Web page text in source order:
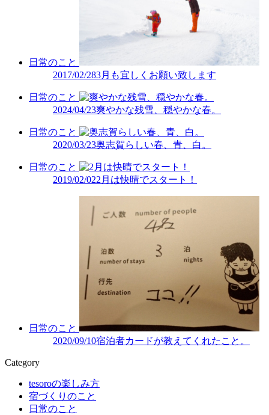
日常のこと
2017/02/283月も宜しくお願い致します
日常のこと
2024/04/23爽やかな残雪、穏やかな春。
日常のこと
2020/03/23奥志賀らしい春、青、白。
日常のこと
2019/02/022月は快晴でスタート！
日常のこと
2020/09/10宿泊者カードが教えてくれたこと。
Category
tesoroの楽しみ方
宿づくりのこと
日常のこと